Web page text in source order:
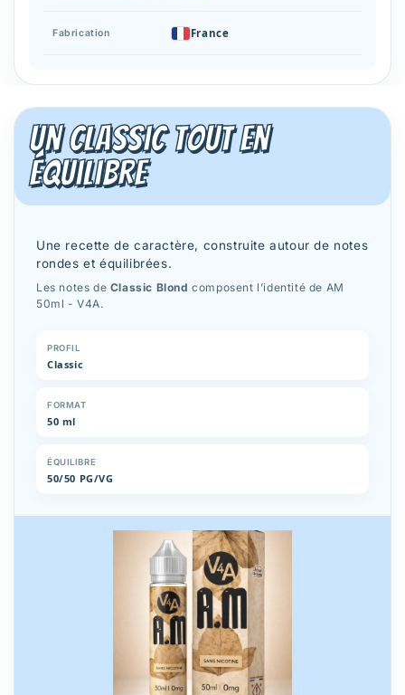
Fabrication France
Un classic tout en
équilibre
Une recette de caractère, construite autour de notes
rondes et équilibrées.
Les notes de Classic Blond composent l’identité de AM
50ml - V4A.
PROFIL
Classic
FORMAT
50 ml
ÉQUILIBRE
50/50 PG/VG